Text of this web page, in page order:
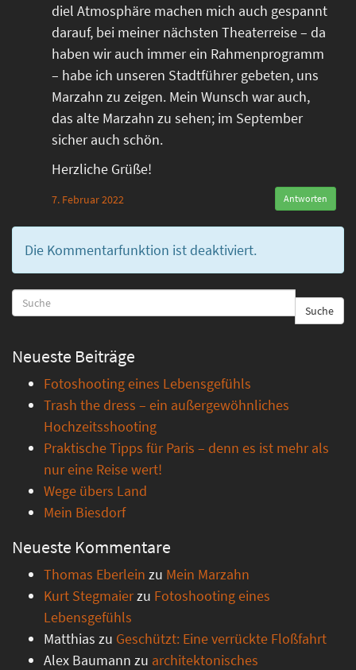
diel Atmosphäre machen mich auch gespannt
darauf, bei meiner nächsten Theaterreise – da
haben wir auch immer ein Rahmenprogramm
– habe ich unseren Stadtführer gebeten, uns
Marzahn zu zeigen. Mein Wunsch war auch,
das alte Marzahn zu sehen; im September
sicher auch schön.
Herzliche Grüße!
7. Februar 2022 Antworten
Die Kommentarfunktion ist deaktiviert.
Suche
Neueste Beiträge
Fotoshooting eines Lebensgefühls
Trash the dress – ein außergewöhnliches
Hochzeitsshooting
Praktische Tipps für Paris – denn es ist mehr als
nur eine Reise wert!
Wege übers Land
Mein Biesdorf
Neueste Kommentare
Thomas Eberlein zu Mein Marzahn
Kurt Stegmaierzu Fotoshooting eines
Lebensgefühls
Matthias zu Geschützt: Eine verrückte Floßfahrt
Alex Baumann zu architektonisches